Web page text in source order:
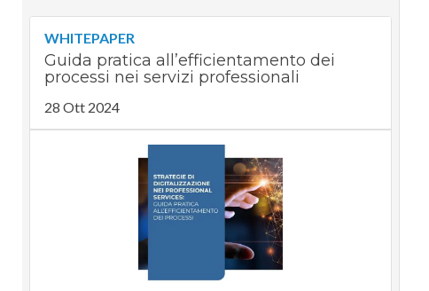
WHITEPAPER
Guida pratica all’efficientamento dei
processi nei servizi professionali
28 Ott 2024